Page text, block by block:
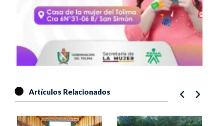
Artículos Relacionados